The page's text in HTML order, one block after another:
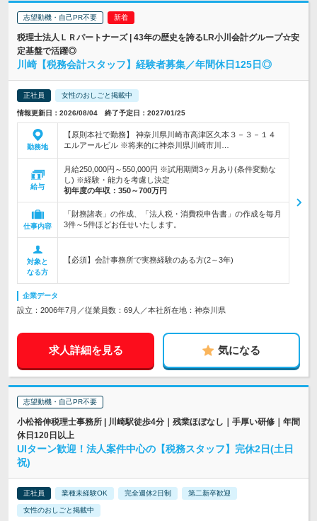
志望動機・自己PR不要
税理士法人ＬＲパートナーズ | 43年の歴史を誇るLR小川会計グループ☆安
定基盤で活躍◎
川崎【税務会計スタッフ】経験者募集／年間休日125日◎
正社員 女性のおしごと掲載中
情報更新日：2026/08/04 終了予定日：2027/01/25
勤務地
【原則本社で勤務】 神奈川県川崎市高津区久本３－３－１４
エルアールビル ※将来的に神奈川県川崎市川…
給与
月給250,000円～550,000円 ※試用期間3ヶ月あり(条件変動な
し) ※経験・能力を考慮し決定
初年度の年収： 350～700万円
仕事内容
「財務諸表」の作成、「法人税・消費税申告書」の作成を毎月
3件～5件ほどお任せいたします。
対象と
なる方
【必須】会計事務所で実務経験のある方(2～3年)
企業データ
設立：2006年7月／従業員数：69人／本社所在地：神奈川県
求人詳細を見る 気になる
志望動機・自己PR不要
小松裕伸税理士事務所 | 川崎駅徒歩4分｜残業ほぼなし｜手厚い研修｜年間
休日120日以上
UIターン歓迎！法人案件中心の【税務スタッフ】完休2日(土日
祝)
正社員 業種未経験OK 完全週休2日制 第二新卒歓迎
女性のおしごと掲載中